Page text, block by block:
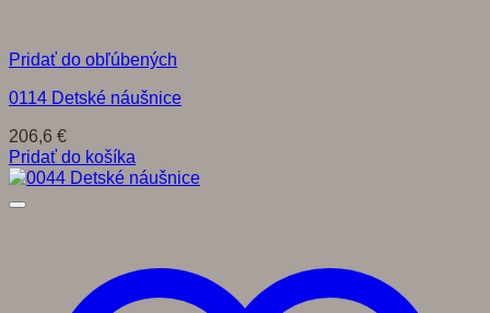
Pridať do obľúbených
0114 Detské náušnice
206,6 €
Pridať do košíka